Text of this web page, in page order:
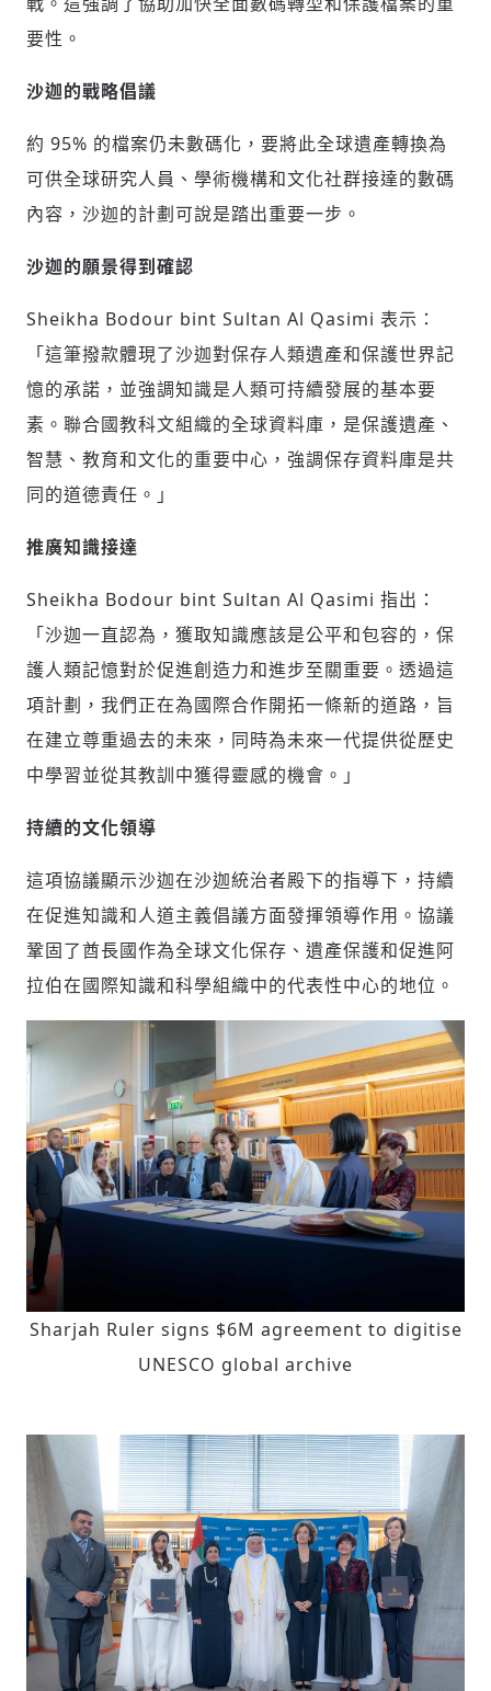
歡迎您加入《旭時報》
掌握國際政經脈動
參與下一波全球科技革命
要性。
沙迦的戰略倡議
約 95% 的檔案仍未數碼化，要將此全球遺產轉換為
可供全球研究人員、學術機構和文化社群接達的數碼
內容，沙迦的計劃可說是踏出重要一步。
沙迦的願景得到確認
Sheikha Bodour bint Sultan Al Qasimi 表示：
「這筆撥款體現了沙迦對保存人類遺產和保護世界記
憶的承諾，並強調知識是人類可持續發展的基本要
素。聯合國教科文組織的全球資料庫，是保護遺產、
智慧、教育和文化的重要中心，強調保存資料庫是共
同的道德責任。」
推廣知識接達
Sheikha Bodour bint Sultan Al Qasimi 指出：
「沙迦一直認為，獲取知識應該是公平和包容的，保
護人類記憶對於促進創造力和進步至關重要。透過這
項計劃，我們正在為國際合作開拓一條新的道路，旨
在建立尊重過去的未來，同時為未來一代提供從歷史
中學習並從其教訓中獲得靈感的機會。」
持續的文化領導
這項協議顯示沙迦在沙迦統治者殿下的指導下，持續
在促進知識和人道主義倡議方面發揮領導作用。協議
鞏固了酋長國作為全球文化保存、遺產保護和促進阿
拉伯在國際知識和科學組織中的代表性中心的地位。
Sharjah Ruler signs $6M agreement to digitise
UNESCO global archive